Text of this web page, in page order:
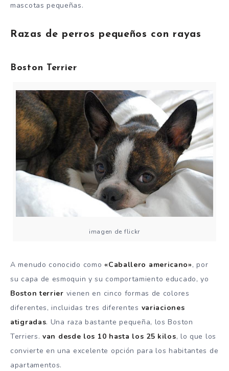
mascotas pequeñas.
Razas de perros pequeños con rayas
Boston Terrier
imagen de flickr
A menudo conocido como«Caballero americano», por
su capa de esmoquin y su comportamiento educado, yo
Boston terrier vienen en cinco formas de colores
diferentes, incluidas tres diferentes variaciones
atigradas. Una raza bastante pequeña, los Boston
Terriers.van desde los 10 hasta los 25 kilos, lo que los
convierte en una excelente opción para los habitantes de
apartamentos.